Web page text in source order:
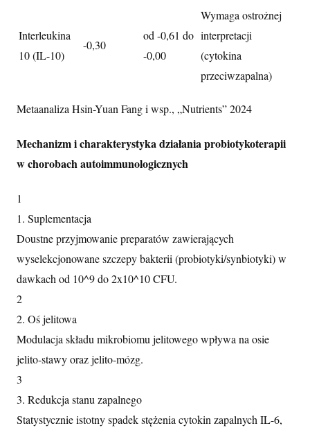
Interleukina
10 (IL-10)
-0,30
od -0,61 do
-0,00
Wymaga ostrożnej
interpretacji
(cytokina
przeciwzapalna)
Metaanaliza Hsin-Yuan Fang i wsp., „Nutrients” 2024
Mechanizm i charakterystyka działania probiotykoterapii
w chorobach autoimmunologicznych
1
1. Suplementacja
Doustne przyjmowanie preparatów zawierających
wyselekcjonowane szczepy bakterii (probiotyki/synbiotyki) w
dawkach od 10^9 do 2x10^10 CFU.
2
2. Oś jelitowa
Modulacja składu mikrobiomu jelitowego wpływa na osie
jelito-stawy oraz jelito-mózg.
3
3. Redukcja stanu zapalnego
Statystycznie istotny spadek stężenia cytokin zapalnych IL-6,